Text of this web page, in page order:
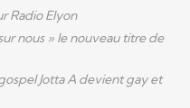
Radio Elyon
nous » le nouveau titre de
Jotta A devient gay et